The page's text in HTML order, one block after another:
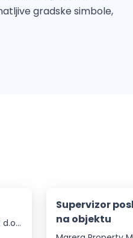
gradske simbole,
Marera Property Management d.o.o.
Supervizor
na objektu